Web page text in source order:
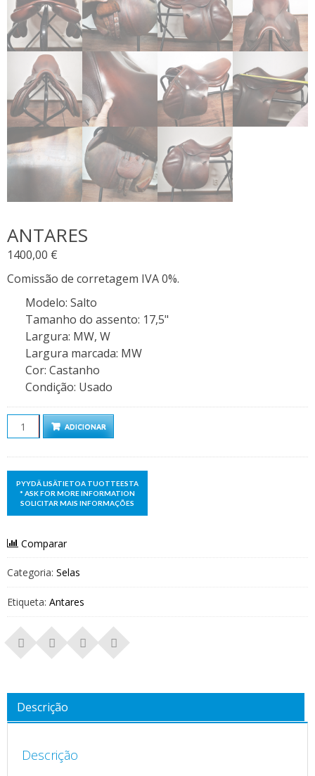
ANTARES
1400,00 €
Comissão de corretagem IVA 0%.
Modelo: Salto
Tamanho do assento: 17,5"
Largura: MW, W
Largura marcada: MW
Cor: Castanho
Condição: Usado
QuantidadeADICIONAR
Comparar
Categoria: Selas
Etiqueta: Antares
Descrição
Descrição